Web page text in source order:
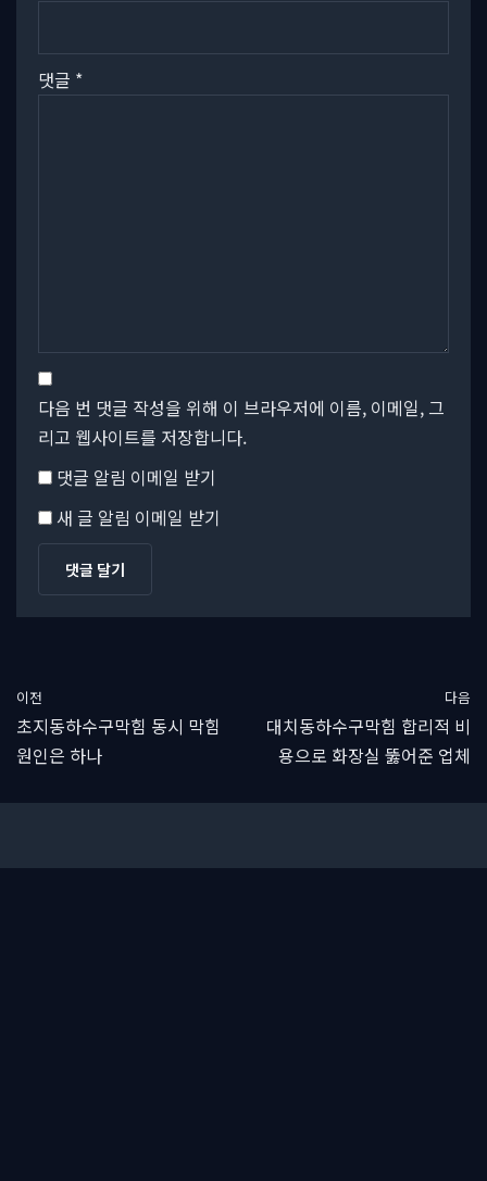
댓글 *
다음 번 댓글 작성을 위해 이 브라우저에 이름, 이메일, 그
리고 웹사이트를 저장합니다.
댓글 알림 이메일 받기
새 글 알림 이메일 받기
이전
초지동하수구막힘 동시 막힘
원인은 하나
다음
대치동하수구막힘 합리적 비
용으로 화장실 뚫어준 업체